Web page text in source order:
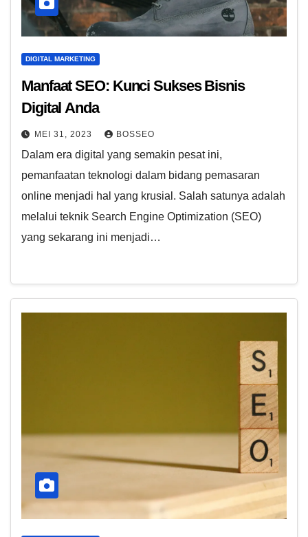
DIGITAL MARKETING
Manfaat SEO: Kunci Sukses Bisnis
Digital Anda
MEI 31, 2023 BOSSEO
Dalam era digital yang semakin pesat ini,
pemanfaatan teknologi dalam bidang pemasaran
online menjadi hal yang krusial. Salah satunya adalah
melalui teknik Search Engine Optimization (SEO)
yang sekarang ini menjadi…